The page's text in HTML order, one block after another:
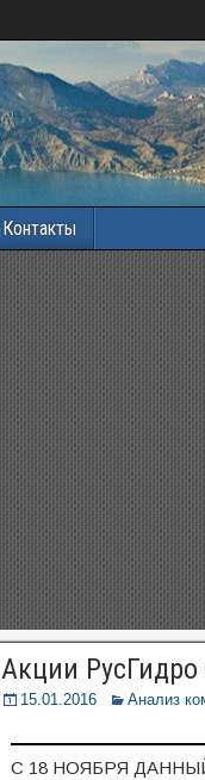
Контакты
Акции
15.01.2016 Анализ
С 18 НОЯБРЯ